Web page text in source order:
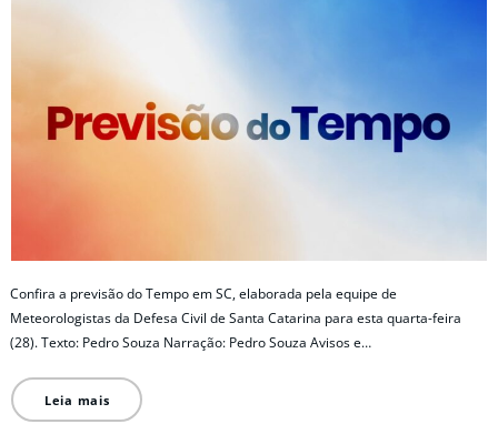
Confira a previsão do Tempo em SC, elaborada pela equipe de
Meteorologistas da Defesa Civil de Santa Catarina para esta quarta-feira
(28). Texto: Pedro Souza Narração: Pedro Souza Avisos e…
Leia mais